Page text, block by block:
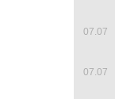
07.07
07.07